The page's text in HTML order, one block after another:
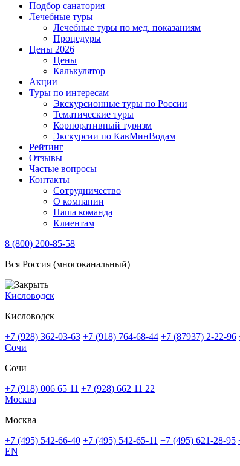
Подбор санатория
Лечебные туры
Лечебные туры по мед. показаниям
Процедуры
Цены 2026
Цены
Калькулятор
Акции
Туры по интересам
Экскурсионные туры по России
Тематические туры
Корпоративный туризм
Экскурсии по КавМинВодам
Рейтинг
Отзывы
Частые вопросы
Контакты
Сотрудничество
О компании
Наша команда
Клиентам
8 (800) 200-85-58
Вся Россия (многоканальный)
Кисловодск
Кисловодск
+7 (928) 362-03-63 +7 (918) 764-68-44 +7 (87937) 2-22-96
Сочи
Сочи
+7 (918) 006 65 11 +7 (928) 662 11 22
Москва
Москва
+7 (495) 542-66-40 +7 (495) 542-65-11 +7 (495) 621-28-95
EN